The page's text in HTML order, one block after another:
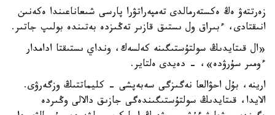
زەرتتەۋ ەڭ ەكستەرمالدى تەمپەراتۋرا پارسى شىعاناعىندا ەكەنىن
انىقتادى، ءبىراق ول ىستىق قازىر تەڭىزدە بەتىندە بولىپ جاتىر.
«ال قىتايدىڭ سولتۇستىگىنە كەلسەك، ونداي ىستىقتا ادامدار
ءومىر سۇرۋدە»، - دەيدى ەلتاير.
ارينە، بۇل احۋالعا نەگىزگى سەبەپشى - كليماتتىڭ وزگەرۋى.
الايدا، قىتايدىڭ سولتۇستىگىندەگى جازىق دالالى وڭىردە